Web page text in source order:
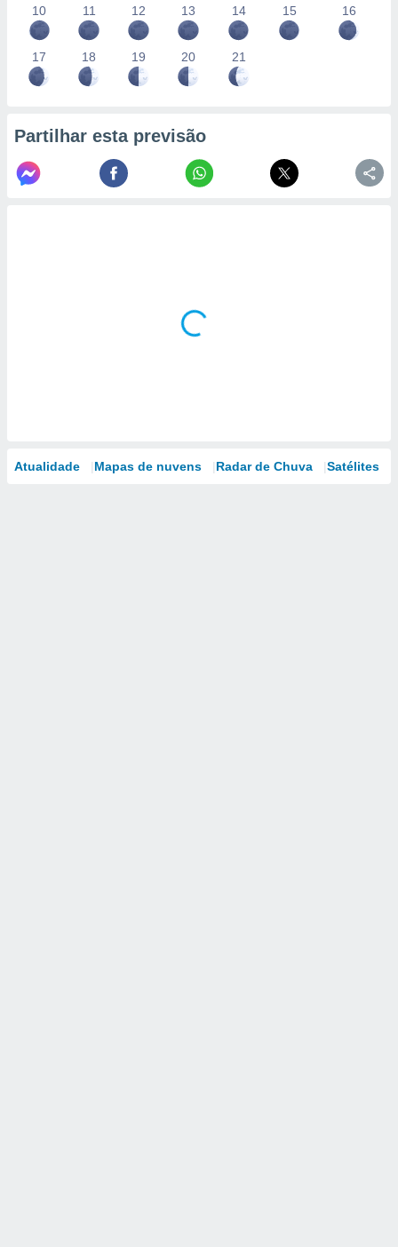
10 11 12 13 14 15 16
17 18 19 20 21
Partilhar esta previsão
Atualidade Mapas de nuvens Radar de Chuva Satélites